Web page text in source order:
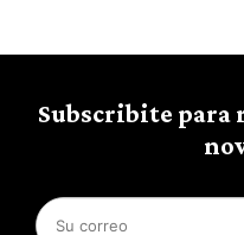
Subscribite para